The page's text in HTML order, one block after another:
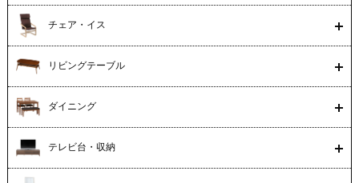
チェア・イス
リビングテーブル
ダイニング
テレビ台・収納